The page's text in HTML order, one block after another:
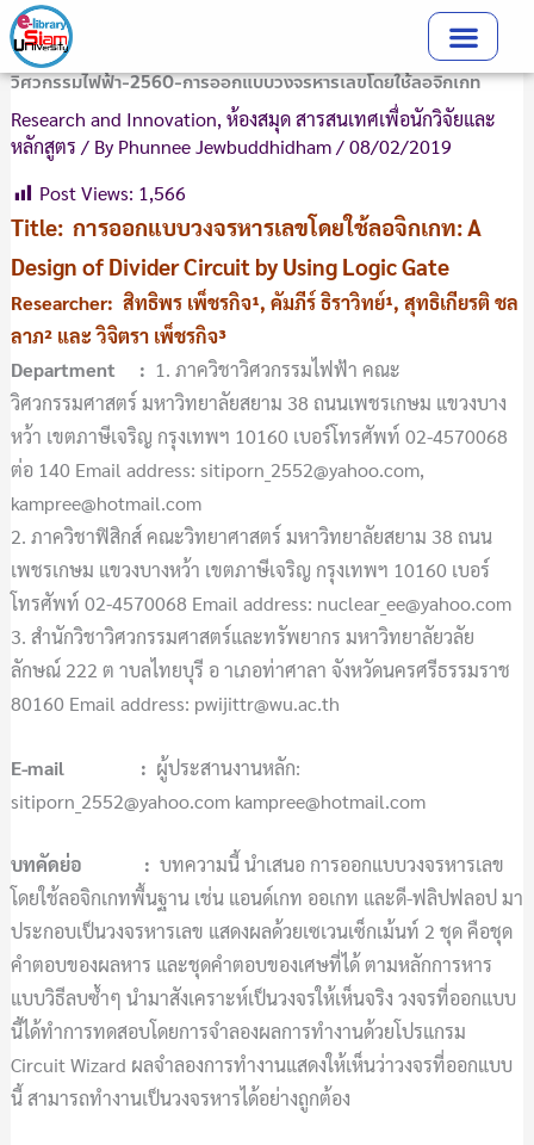
Skip
to
content
วิศวกรรมไฟฟ้า-2560-การออกแบบวงจรหารเลขโดยใช้ลอจิกเกท
Research and Innovation, ห้องสมุด สารสนเทศเพื่อนักวิจัยและ
หลักสูตร / By Phunnee Jewbuddhidham/08/02/2019
Post Views: 1,566
Title: การออกแบบวงจรหารเลขโดยใช้ลอจิกเกท: A
Design of Divider Circuit by Using Logic Gate
Researcher: สิทธิพร เพ็ชรกิจ¹, คัมภีร์ ธิราวิทย์¹, สุทธิเกียรติ ชล
ลาภ² และ วิจิตรา เพ็ชรกิจ³
Department : 1. ภาควิชาวิศวกรรมไฟฟ้า คณะ
วิศวกรรมศาสตร์ มหาวิทยาลัยสยาม 38 ถนนเพชรเกษม แขวงบาง
หว้า เขตภาษีเจริญ กรุงเทพฯ 10160 เบอร์โทรศัพท์ 02-4570068
ต่อ 140 Email address: sitiporn_2552@yahoo.com,
kampree@hotmail.com
2. ภาควิชาฟิสิกส์ คณะวิทยาศาสตร์ มหาวิทยาลัยสยาม 38 ถนน
เพชรเกษม แขวงบางหว้า เขตภาษีเจริญ กรุงเทพฯ 10160 เบอร์
โทรศัพท์ 02-4570068 Email address: nuclear_ee@yahoo.com
3. สำนักวิชาวิศวกรรมศาสตร์และทรัพยากร มหาวิทยาลัยวลัย
ลักษณ์ 222 ต าบลไทยบุรี อ าเภอท่าศาลา จังหวัดนครศรีธรรมราช
80160 Email address: pwijittr@wu.ac.th
E-mail : ผู้ประสานงานหลัก:
sitiporn_2552@yahoo.com kampree@hotmail.com
บทคัดย่อ : บทความนี้ นำเสนอ การออกแบบวงจรหารเลข
โดยใช้ลอจิกเกทพื้นฐาน เช่น แอนด์เกท ออเกท และดี-ฟลิปฟลอป มา
ประกอบเป็นวงจรหารเลข แสดงผลด้วยเซเวนเซ็กเม้นท์ 2 ชุด คือชุด
คำตอบของผลหาร และชุดคำตอบของเศษที่ได้ ตามหลักการหาร
แบบวิธีลบซ้ำๆ นำมาสังเคราะห์เป็นวงจรให้เห็นจริง วงจรที่ออกแบบ
นี้ได้ทำการทดสอบโดยการจำลองผลการทำงานด้วยโปรแกรม
Circuit Wizard ผลจำลองการทำงานแสดงให้เห็นว่าวงจรที่ออกแบบ
นี้ สามารถทำงานเป็นวงจรหารได้อย่างถูกต้อง